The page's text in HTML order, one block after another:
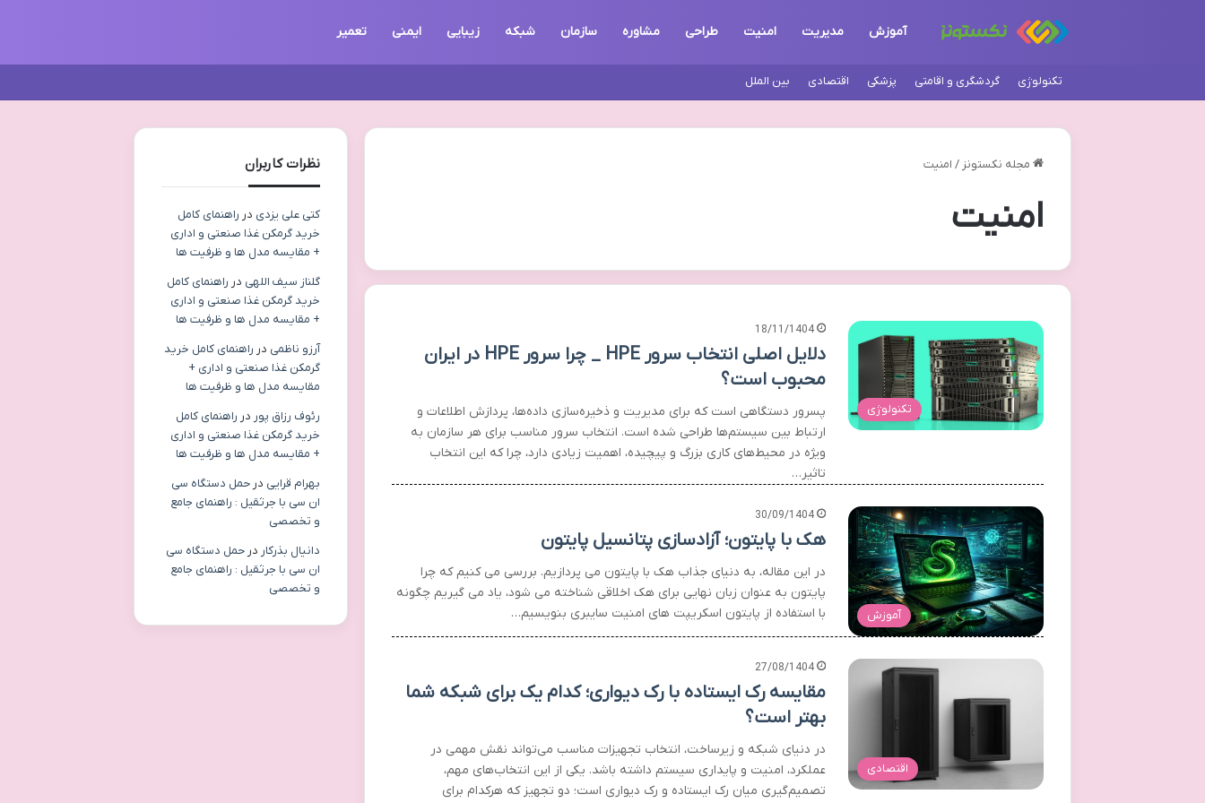
آموزش مدیریت امنیت طراحی مشاوره سازمان شبکه زیبایی ایمنی تعمیر
تکنولوژی گردشگری و اقامتی پزشکی اقتصادی بین الملل
مجله نکستونز / امنیت
امنیت
تکنولوژی
18/11/1404
دلایل اصلی انتخاب سرور HPE _ چرا سرور HPE در ایران
محبوب است؟
پسرور دستگاهی است که برای مدیریت و ذخیره‌سازی داده‌ها، پردازش اطلاعات و
ارتباط بین سیستم‌ها طراحی شده است. انتخاب سرور مناسب برای هر سازمان به‌
ویژه در محیط‌های کاری بزرگ و پیچیده، اهمیت زیادی دارد، چرا که این انتخاب
تاثیر…
آموزش
30/09/1404
هک با پایتون؛ آزادسازی پتانسیل پایتون
در این مقاله، به دنیای جذاب هک با پایتون می پردازیم. بررسی می کنیم که چرا
پایتون به عنوان زبان نهایی برای هک اخلاقی شناخته می شود، یاد می گیریم چگونه
با استفاده از پایتون اسکریپت های امنیت سایبری بنویسیم…
اقتصادی
27/08/1404
مقایسه رک ایستاده با رک دیواری؛ کدام یک برای شبکه شما
بهتر است؟
در دنیای شبکه و زیرساخت، انتخاب تجهیزات مناسب می‌تواند نقش مهمی در
عملکرد، امنیت و پایداری سیستم داشته باشد. یکی از این انتخاب‌های مهم،
تصمیم‌گیری میان رک ایستاده و رک دیواری است؛ دو تجهیز که هرکدام برای
نظرات کاربران
کتی علی یزدی در راهنمای کامل
خرید گرمکن غذا صنعتی و اداری
+ مقایسه مدل ها و ظرفیت ها
گلناز سیف اللهی در راهنمای کامل
خرید گرمکن غذا صنعتی و اداری
+ مقایسه مدل ها و ظرفیت ها
آرزو ناظمی در راهنمای کامل خرید
گرمکن غذا صنعتی و اداری +
مقایسه مدل ها و ظرفیت ها
رئوف رزاق پور در راهنمای کامل
خرید گرمکن غذا صنعتی و اداری
+ مقایسه مدل ها و ظرفیت ها
بهرام قرایی در حمل دستگاه سی
ان سی با جرثقیل : راهنمای جامع
و تخصصی
دانیال بذرکار در حمل دستگاه سی
ان سی با جرثقیل : راهنمای جامع
و تخصصی